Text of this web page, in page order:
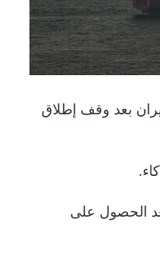
بعد وقف إطلاق
الحصول على